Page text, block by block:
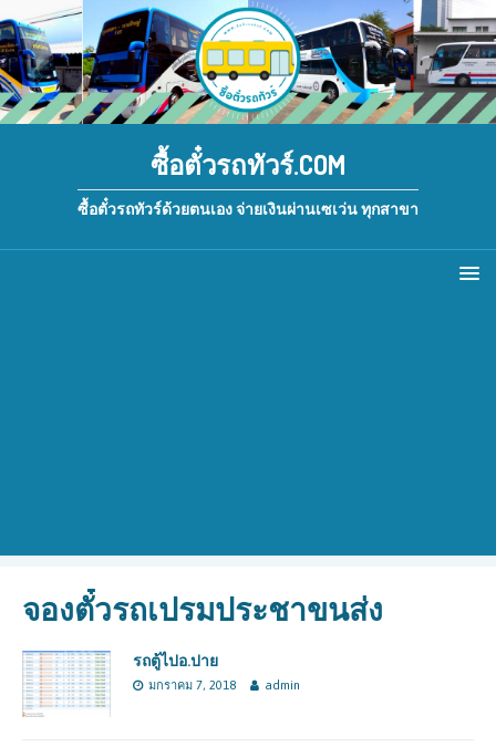
ซื้อตั๋วรถทัวร์.COM
ซื้อตั๋วรถทัวร์ด้วยตนเอง จ่ายเงินผ่านเซเว่น ทุกสาขา
จองตั๋วรถเปรมประชาขนส่ง
รถตู้ไปอ.ปาย
มกราคม 7, 2018 admin